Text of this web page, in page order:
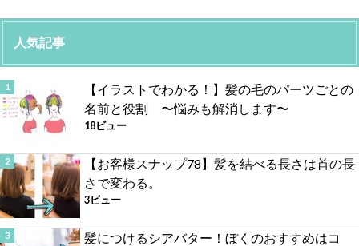
人気記事
【イラストでわかる！】髪の毛のパーツごとの
名前と役割 〜悩みも解消します〜
18ビュー
【お客様スナップ78】髪を結べる長さは首の長
さで変わる。
3ビュー
髪につけるシアバター！ぼくのおすすめはコ